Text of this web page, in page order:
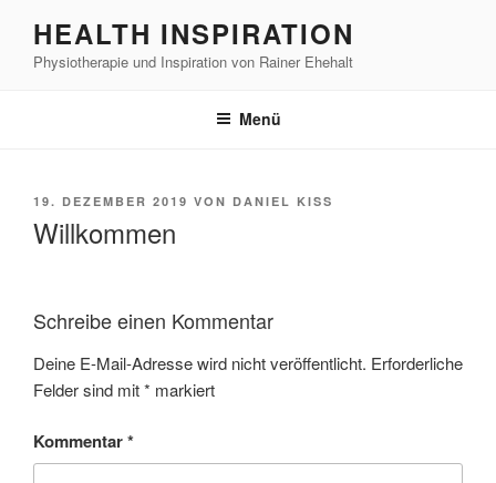
springen
HEALTH INSPIRATION
Physiotherapie und Inspiration von Rainer Ehehalt
Menü
VERÖFFENTLICHT
19. DEZEMBER 2019 VON DANIEL KISS
Willkommen
Schreibe einen Kommentar
Deine E-Mail-Adresse wird nicht veröffentlicht. Erforderliche
Felder sind mit* markiert
Kommentar*